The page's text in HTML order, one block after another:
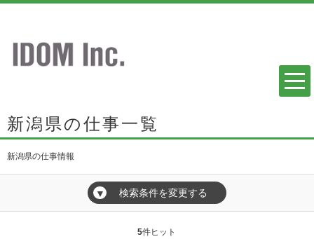
新潟県の仕事一覧
新潟県の仕事情報
▼ 検索条件を変更する
5件ヒット